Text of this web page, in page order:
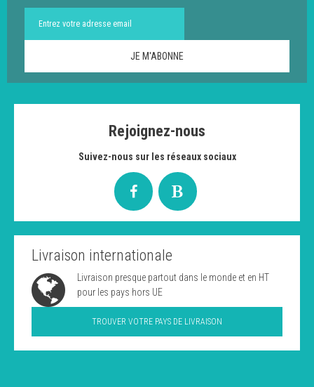
Rejoignez-nous
Suivez-nous sur les réseaux sociaux
Livraison internationale
Livraison presque partout dans le monde et en HT
pour les pays hors UE
TROUVER VOTRE PAYS DE LIVRAISON